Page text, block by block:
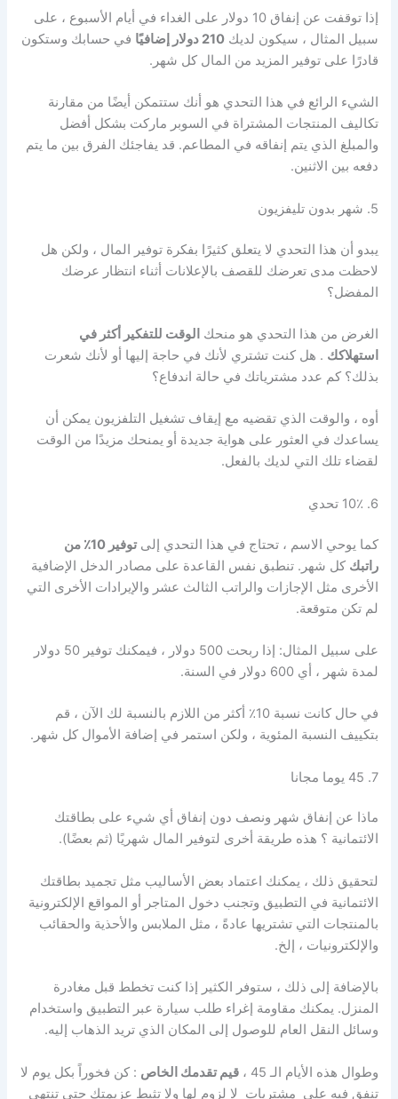
إذا توقفت عن إنفاق 10 دولار على الغداء في أيام الأسبوع ، على
سبيل المثال ، سيكون لديك210 دولار إضافيًا
في حسابك وستكون
قادرًا على توفير المزيد من المال كل شهر.
الشيء الرائع في هذا التحدي هو أنك ستتمكن أيضًا من مقارنة
تكاليف المنتجات المشتراة في السوبر ماركت بشكل أفضل
والمبلغ الذي يتم إنفاقه في المطاعم. قد يفاجئك الفرق بين ما يتم
دفعه بين الاثنين.
5. شهر بدون تليفزيون
يبدو أن هذا التحدي لا يتعلق كثيرًا بفكرة توفير المال ، ولكن هل
لاحظت مدى تعرضك للقصف بالإعلانات أثناء انتظار عرضك
المفضل؟
الغرض من هذا التحدي هو منحك الوقت للتفكير أكثر في
استهلاكك . هل كنت تشتري لأنك في حاجة إليها أو لأنك شعرت
بذلك؟ كم عدد مشترياتك في حالة اندفاع؟
أوه ، والوقت الذي تقضيه مع إيقاف تشغيل التلفزيون يمكن أن
يساعدك في العثور على هواية جديدة أو يمنحك مزيدًا من الوقت
لقضاء تلك التي لديك بالفعل.
6. 10٪ تحدي
كما يوحي الاسم ، تحتاج في هذا التحدي إلى
توفير 10٪ من
راتبك كل شهر. تنطبق نفس القاعدة على مصادر الدخل الإضافية
الأخرى مثل الإجازات والراتب الثالث عشر والإيرادات الأخرى التي
لم تكن متوقعة.
على سبيل المثال: إذا ربحت 500 دولار ، فيمكنك توفير 50 دولار
لمدة شهر ، أي 600 دولار في السنة.
في حال كانت نسبة 10٪ أكثر من اللازم بالنسبة لك الآن ، قم
بتكييف النسبة المئوية ، ولكن استمر في إضافة الأموال كل شهر.
7. 45 يوما مجانا
ماذا عن إنفاق شهر ونصف دون إنفاق أي شيء على بطاقتك
الائتمانية ؟ هذه طريقة أخرى لتوفير المال شهريًا (ثم بعضًا).
لتحقيق ذلك ، يمكنك اعتماد بعض الأساليب مثل تجميد بطاقتك
الائتمانية في التطبيق وتجنب دخول المتاجر أو المواقع الإلكترونية
بالمنتجات التي تشتريها عادةً ، مثل الملابس والأحذية والحقائب
والإلكترونيات ، إلخ.
بالإضافة إلى ذلك ، ستوفر الكثير إذا كنت تخطط قبل مغادرة
المنزل. يمكنك مقاومة إغراء طلب سيارة عبر التطبيق واستخدام
وسائل النقل العام للوصول إلى المكان الذي تريد الذهاب إليه.
وطوال هذه الأيام الـ 45 ، قيم تقدمك الخاص : كن فخوراً بكل يوم لا
تنفق فيه على مشتريات لا لزوم لها ولا تثبط عزيمتك حتى تنتهي